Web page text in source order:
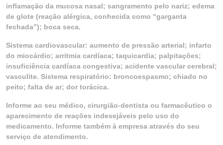
inflamação da mucosa nasal; sangramento pelo nariz; edema
de glote (reação alérgica, conhecida como “garganta
fechada”); boca seca.
Sistema cardiovascular: aumento de pressão arterial; infarto
do miocárdio; arritmia cardíaca; taquicardia; palpitações;
insuficiência cardíaca congestiva; acidente vascular cerebral;
vasculite. Sistema respiratório: broncoespasmo; chiado no
peito; falta de ar; dor torácica.
Informe ao seu médico, cirurgião-dentista ou farmacêutico o
aparecimento de reações indesejáveis pelo uso do
medicamento. Informe também à empresa através do seu
serviço de atendimento.